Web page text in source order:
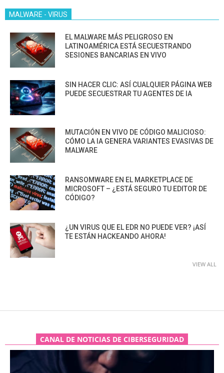
MALWARE - VIRUS
EL MALWARE MÁS PELIGROSO EN
LATINOAMÉRICA ESTÁ SECUESTRANDO
SESIONES BANCARIAS EN VIVO
SIN HACER CLIC: ASÍ CUALQUIER PÁGINA WEB
PUEDE SECUESTRAR TU AGENTES DE IA
MUTACIÓN EN VIVO DE CÓDIGO MALICIOSO:
CÓMO LA IA GENERA VARIANTES EVASIVAS DE
MALWARE
RANSOMWARE EN EL MARKETPLACE DE
MICROSOFT – ¿ESTÁ SEGURO TU EDITOR DE
CÓDIGO?
¿UN VIRUS QUE EL EDR NO PUEDE VER? ¡ASÍ
TE ESTÁN HACKEANDO AHORA!
VIEW ALL
CANAL DE NOTICIAS DE CIBERSEGURIDAD